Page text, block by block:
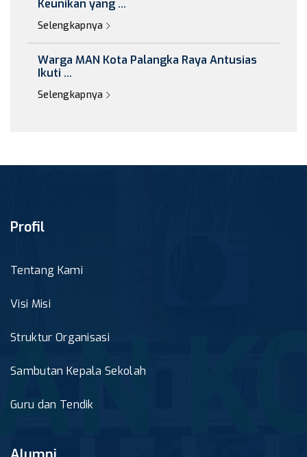
Keunikan yang ...
Selengkapnya
Warga MAN Kota Palangka Raya Antusias
Ikuti ...
Selengkapnya
Profil
Tentang Kami
Visi Misi
Struktur Organisasi
Sambutan Kepala Sekolah
Guru dan Tendik